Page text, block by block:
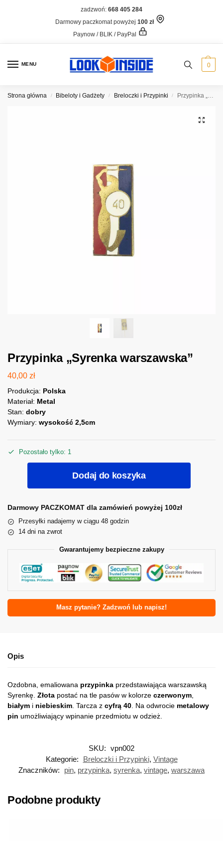
zadzwoń: 668 405 284
Darmowy paczkomat powyżej 100 zł
Paynow / BLIK / PayPal
MENU 0
Strona główna / Bibeloty i Gadżety / Breloczki i Przypinki / Przypinka „Syrenka warszawska”
Przypinka „Syrenka warszawska”
40,00 zł
Produkcja: Polska
Materiał: Metal
Stan: dobry
Wymiary: wysokość 2,5cm
Pozostało tylko: 1
Dodaj do koszyka
Darmowy PACZKOMAT dla zamówień powyżej 100zł
Przesyłki nadajemy w ciągu 48 godzin
14 dni na zwrot
Gwarantujemy bezpieczne zakupy
Masz pytanie? Zadzwoń lub napisz!
Opis
Ozdobna, emaliowana przypinka przedstawiająca warszawską
Syrenkę. Złota postać na tle pasów w kolorze czerwonym
białym i niebieskim . Tarcza z cyfrą 40 . Na odwrocie metalowy
pin umożliwiający wpinanie przedmiotu w odzież.
SKU: vpn002
Kategorie:
Breloczki i Przypinki, Vintage
Znaczników:
pin, przypinka, syrenka, vintage, warszawa
Podobne produkty